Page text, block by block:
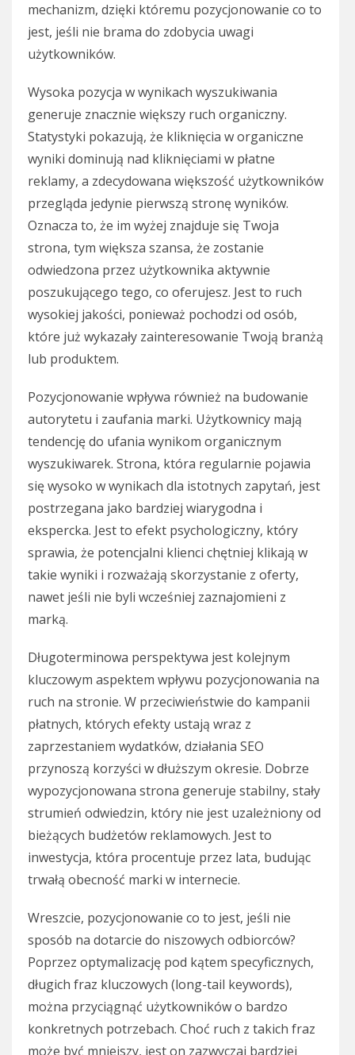
mechanizm, dzięki któremu pozycjonowanie co to
jest, jeśli nie brama do zdobycia uwagi
użytkowników.
Wysoka pozycja w wynikach wyszukiwania
generuje znacznie większy ruch organiczny.
Statystyki pokazują, że kliknięcia w organiczne
wyniki dominują nad kliknięciami w płatne
reklamy, a zdecydowana większość użytkowników
przegląda jedynie pierwszą stronę wyników.
Oznacza to, że im wyżej znajduje się Twoja
strona, tym większa szansa, że zostanie
odwiedzona przez użytkownika aktywnie
poszukującego tego, co oferujesz. Jest to ruch
wysokiej jakości, ponieważ pochodzi od osób,
które już wykazały zainteresowanie Twoją branżą
lub produktem.
Pozycjonowanie wpływa również na budowanie
autorytetu i zaufania marki. Użytkownicy mają
tendencję do ufania wynikom organicznym
wyszukiwarek. Strona, która regularnie pojawia
się wysoko w wynikach dla istotnych zapytań, jest
postrzegana jako bardziej wiarygodna i
ekspercka. Jest to efekt psychologiczny, który
sprawia, że potencjalni klienci chętniej klikają w
takie wyniki i rozważają skorzystanie z oferty,
nawet jeśli nie byli wcześniej zaznajomieni z
marką.
Długoterminowa perspektywa jest kolejnym
kluczowym aspektem wpływu pozycjonowania na
ruch na stronie. W przeciwieństwie do kampanii
płatnych, których efekty ustają wraz z
zaprzestaniem wydatków, działania SEO
przynoszą korzyści w dłuższym okresie. Dobrze
wypozycjonowana strona generuje stabilny, stały
strumień odwiedzin, który nie jest uzależniony od
bieżących budżetów reklamowych. Jest to
inwestycja, która procentuje przez lata, budując
trwałą obecność marki w internecie.
Wreszcie, pozycjonowanie co to jest, jeśli nie
sposób na dotarcie do niszowych odbiorców?
Poprzez optymalizację pod kątem specyficznych,
długich fraz kluczowych (long-tail keywords),
można przyciągnąć użytkowników o bardzo
konkretnych potrzebach. Choć ruch z takich fraz
może być mniejszy, jest on zazwyczaj bardziej